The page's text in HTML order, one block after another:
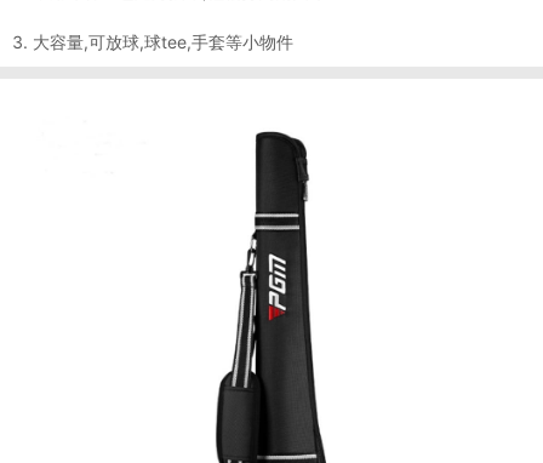
3. 大容量,可放球,球tee,手套等小物件